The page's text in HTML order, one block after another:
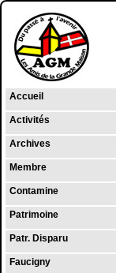
Accueil
Activités
Archives
Membre
Contamine
Patrimoine
Patr. Disparu
Faucigny